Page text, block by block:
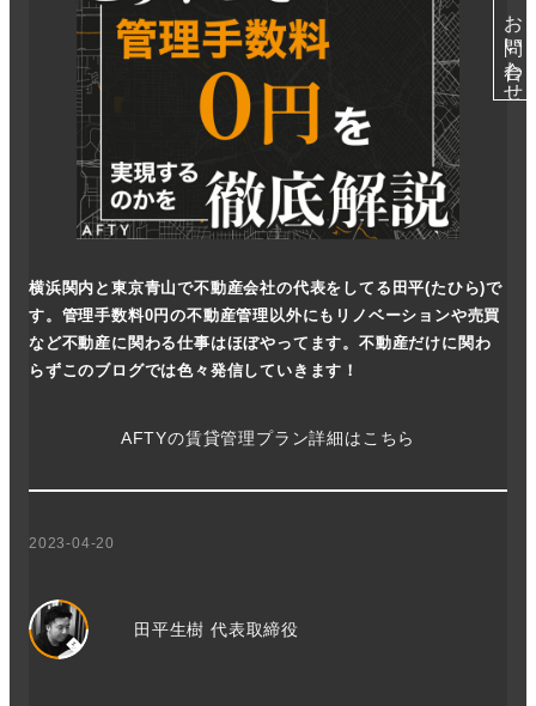
お問い合わせ
横浜関内と東京青山で不動産会社の代表をしてる田平(たひら)で
す。管理手数料0円の不動産管理以外にもリノベーションや売買
など不動産に関わる仕事はほぼやってます。不動産だけに関わ
らずこのブログでは色々発信していきます！
AFTYの賃貸管理プラン詳細はこちら
2023-04-20
田平生樹 代表取締役